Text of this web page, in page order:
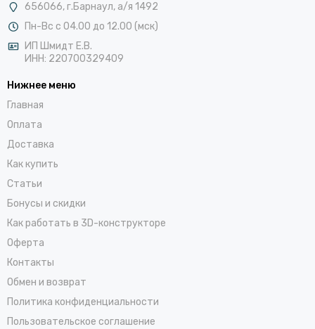
656066, г.Барнаул, а/я 1492
Пн-Вс с 04.00 до 12.00 (мск)
ИП Шмидт Е.В.
ИНН: 220700329409
Нижнее меню
Главная
Оплата
Доставка
Как купить
Статьи
Бонусы и скидки
Как работать в 3D-конструкторе
Оферта
Контакты
Обмен и возврат
Политика конфиденциальности
Пользовательское соглашение